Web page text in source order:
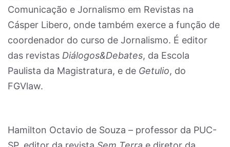
Comunicação e Jornalismo em Revistas na
Cásper Libero, onde também exerce a função de
coordenador do curso de Jornalismo. É editor
das revistas Diálogos&Debates, da Escola
Paulista da Magistratura, e de Getulio, do
FGVlaw.
Hamilton Octavio de Souza – professor da PUC-